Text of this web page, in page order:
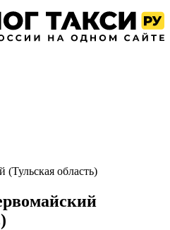
область)